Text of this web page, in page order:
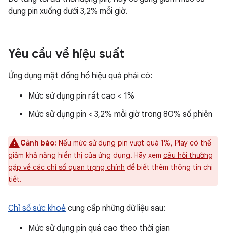
dụng pin xuống dưới 3,2% mỗi giờ.
Yêu cầu về hiệu suất
Ứng dụng mặt đồng hồ hiệu quả phải có:
Mức sử dụng pin rất cao < 1%
Mức sử dụng pin < 3,2% mỗi giờ trong 80% số phiên
Cảnh báo: Nếu mức sử dụng pin vượt quá 1%, Play có thể
giảm khả năng hiển thị của ứng dụng. Hãy xem câu hỏi thường
gặp về các chỉ số quan trọng chính để biết thêm thông tin chi
tiết.
Chỉ số sức khoẻ cung cấp những dữ liệu sau:
Mức sử dụng pin quá cao theo thời gian